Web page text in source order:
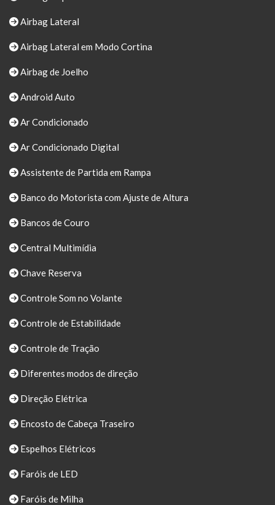
Airbag Lateral
Airbag Lateral em Modo Cortina
Airbag de Joelho
Android Auto
Ar Condicionado
Ar Condicionado Digital
Assistente de Partida em Rampa
Banco do Motorista com Ajuste de Altura
Bancos de Couro
Central Multimídia
Chave Reserva
Controle Som no Volante
Controle de Estabilidade
Controle de Tração
Diferentes modos de direção
Direção Elétrica
Encosto de Cabeça Traseiro
Espelhos Elétricos
Faróis de LED
Faróis de Milha